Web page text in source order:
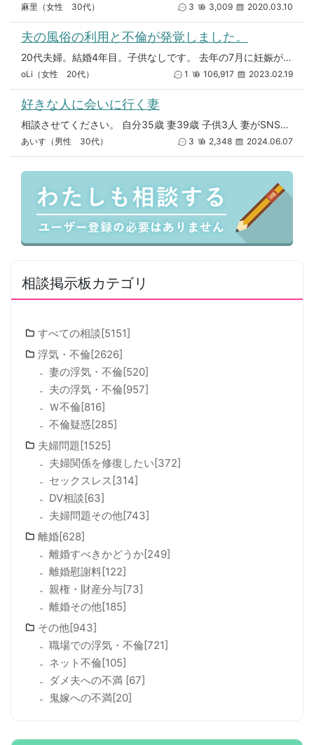
麻里（女性 30代） 3 3,009 2020.03.10
夫の風俗の利用と不倫が発覚しました。
20代夫婦。結婚4年目。子供なしです。 去年の7月に妊娠が発覚しましたが 流産となり8月末に手術を受けました。 精神的に
oLi（女性 20代） 1 106,917 2023.02.19
好きな人に会いに行く妻
相談させてください。 自分35歳 妻39歳 子供3人 妻がSNSで知り合った男性と会うようです。 1泊2日の出張に行く
あいす（男性 30代） 3 2,348 2024.06.07
相談掲示板カテゴリ
すべての相談[5151]
浮気・不倫[2626]
妻の浮気・不倫[520]
夫の浮気・不倫[957]
Ｗ不倫[816]
不倫疑惑[285]
夫婦問題[1525]
夫婦関係を修復したい[372]
セックスレス[314]
DV相談[63]
夫婦問題その他[743]
離婚[628]
離婚すべきかどうか[249]
離婚慰謝料[122]
親権・財産分与[73]
離婚その他[185]
その他[943]
職場での浮気・不倫[721]
ネット不倫[105]
ダメ夫への不満 [67]
鬼嫁への不満[20]